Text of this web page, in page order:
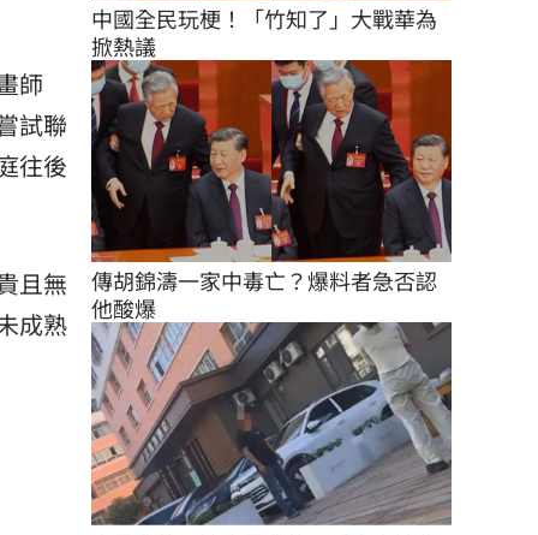
師
試聯
往後
且無
成熟
中國全民玩梗！「竹知了」大戰華為
掀熱議
傳胡錦濤一家中毒亡？爆料者急否認
他酸爆